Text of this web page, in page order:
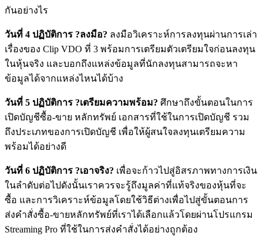
กันอย่างไร
วันที่ 4 ปฏิบัติการ ?ลงมือ? ลงมือวิเคราะห์การลงทุนผ่านการเล่า
เรื่องของ Clip VDO ที่ 3 พร้อมการเตรียมตัวเตรียมใจก่อนลงทุน
ในหุ้นจริง และบอกถึงแหล่งข้อมูลที่นักลงทุนสามารถจะหา
ข้อมูลได้จากแหล่งไหนได้บ้าง
วันที่ 5 ปฏิบัติการ ?เตรียมความพร้อม? ศึกษาถึงขั้นตอนในการ
เปิดบัญชีซื้อ-ขาย หลักทรัพย์ เอกสารที่ใช้ในการเปิดบัญชี รวม
ถึงประเภทของการเปิดบัญชี เพื่อให้ผู้สนใจลงทุนเตรียมความ
พร้อมได้อย่างดี
วันที่ 6 ปฏิบัติการ ?เอาจริง? เพื่อจะก้าวไปสู่อิสรภาพทางการเงิน
ในลำดับต่อไปดังนั้นเราควรจะรู้ถึงมูลค่าที่แท้จริงของหุ้นที่จะ
ซื้อ และการวิเคราะห์ข้อมูลโดยใช้วิธีต่างเพื่อไปสู่ขั้นตอนการ
ส่งคำสั่งซื้อ-ขายหลักทรัพย์ที่เราได้เลือกแล้วโดยผ่านโปรแกรม
Streaming Pro ที่ใช้ในการส่งคำสั่งได้อย่างถูกต้อง